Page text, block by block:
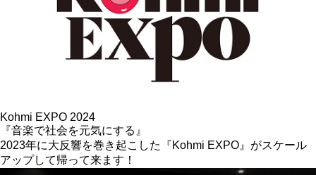
Kohmi EXPO 2024
『音楽で社会を元気にする』
2023年に大反響を巻き起こした『Kohmi EXPO』がスケール
アップして帰って来ます！